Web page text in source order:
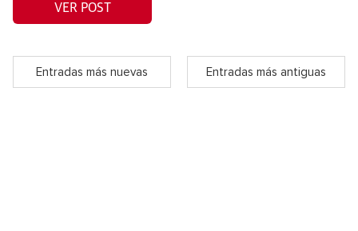
VER POST
Entradas más nuevas Entradas más antiguas